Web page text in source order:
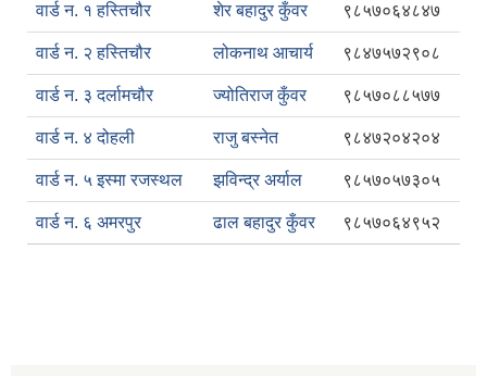
वार्ड न. १ हस्तिचौर शेर बहादुर कुँवर ९८५७०६४८४७
वार्ड न. २ हस्तिचौर लोकनाथ आचार्य ९८४७५७२९०८
वार्ड न. ३ दर्लामचौर ज्योतिराज कुँवर ९८५७०८८५७७
वार्ड न. ४ दोहली राजु बस्नेत ९८४७२०४२०४
वार्ड न. ५ इस्मा रजस्थल झविन्द्र अर्याल ९८५७०५७३०५
वार्ड न. ६ अमरपुर ढाल बहादुर कुँवर ९८५७०६४९५२